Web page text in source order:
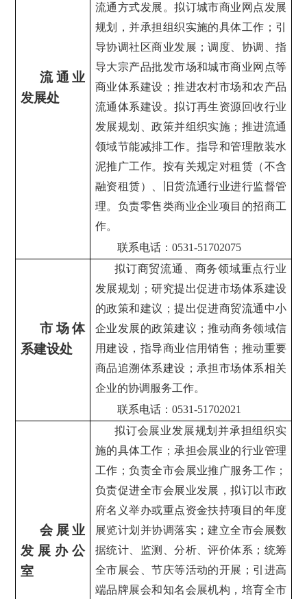
流通业
发展处
流通方式发展。拟订城市商业网点发展
规划，并承担组织实施的具体工作；引
导协调社区商业发展；调度、协调、指
导大宗产品批发市场和城市商业网点等
商业体系建设；推进农村市场和农产品
流通体系建设。拟订再生资源回收行业
发展规划、政策并组织实施；推进流通
领域节能减排工作。指导和管理散装水
泥推广工作。按有关规定对租赁（不含
融资租赁）、旧货流通行业进行监督管
理。负责零售类商业企业项目的招商工
作。
联系电话：0531-51702075
市场体
系建设处
拟订商贸流通、商务领域重点行业
发展规划；研究提出促进市场体系建设
的政策和建议；提出促进商贸流通中小
企业发展的政策建议；推动商务领域信
用建设，指导商业信用销售；推动重要
商品追溯体系建设；承担市场体系相关
企业的协调服务工作。
联系电话：0531-51702021
会展业
发展办公
室
拟订会展业发展规划并承担组织实
施的具体工作；承担会展业的行业管理
工作；负责全市会展业推广服务工作；
负责促进全市会展业发展，拟订以市政
府名义举办或重点资金扶持项目的年度
展览计划并协调落实；建立全市会展数
据统计、监测、分析、评价体系；统筹
全市展会、节庆等活动的开展；引进高
端品牌展会和知名会展机构，培育全市